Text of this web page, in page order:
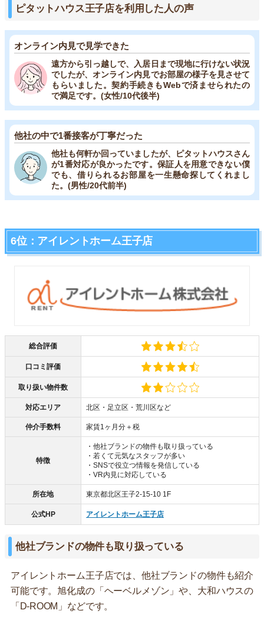
ピタットハウス王子店を利用した人の声
オンライン内見で見学できた
遠方から引っ越しで、入居日まで現地に行けない状況
でしたが、オンライン内見でお部屋の様子を見させて
もらいました。契約手続きもWebで済ませられたの
で満足です。(女性/10代後半)
他社の中で1番接客が丁寧だった
他社も何軒か回っていましたが、ピタットハウスさん
が1番対応が良かったです。保証人を用意できない僕
でも、借りられるお部屋を一生懸命探してくれまし
た。(男性/20代前半)
6位：アイレントホーム王子店
総合評価
口コミ評価
取り扱い物件数
対応エリア 北区・足立区・荒川区など
仲介手数料 家賃1ヶ月分＋税
特徴
・他社ブランドの物件も取り扱っている
・若くて元気なスタッフが多い
・SNSで役立つ情報を発信している
・VR内見に対応している
所在地 東京都北区王子2-15-10 1F
公式HP アイレントホーム王子店
他社ブランドの物件も取り扱っている
アイレントホーム王子店では、他社ブランドの物件も紹介
可能です。旭化成の「ヘーベルメゾン」や、大和ハウスの
「D-ROOM」などです。